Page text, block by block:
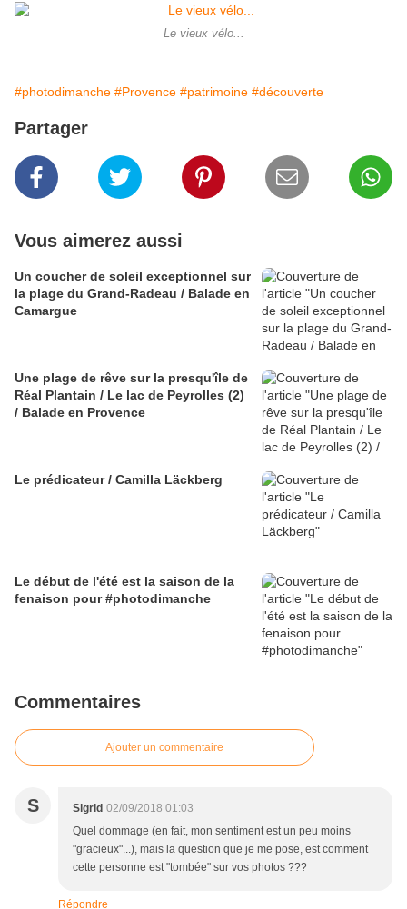
Le vieux vélo...
#photodimanche #Provence #patrimoine #découverte
Partager
Vous aimerez aussi
Un coucher de soleil exceptionnel sur
la plage du Grand-Radeau / Balade en
Camargue
Une plage de rêve sur la presqu'île de
Réal Plantain / Le lac de Peyrolles (2)
/ Balade en Provence
Le prédicateur / Camilla Läckberg
Le début de l'été est la saison de la
fenaison pour #photodimanche
Commentaires
Ajouter un commentaire
S Sigrid 02/09/2018 01:03
Quel dommage (en fait, mon sentiment est un peu moins
"gracieux"...), mais la question que je me pose, est comment
cette personne est "tombée" sur vos photos ???
Répondre